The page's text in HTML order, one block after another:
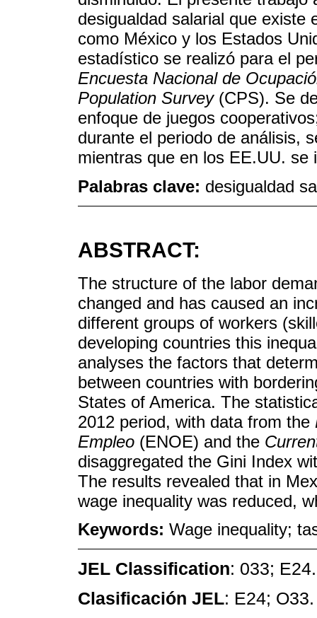
desigualdad salarial que existe
como México y los Estados
estadístico se realizó para el
Encuesta Nacional de
Population Survey(CPS). Se
enfoque de juegos
durante el periodo de análisis,
mientras que en los EE.UU. se
Palabras clave: desigualdad
ABSTRACT:
The structure of the labor
changed and has caused an
different groups of workers
developing countries this
analyses the factors that
between countries with
States of America. The
2012 period, with data from the
Empleo (ENOE) and the
disaggregated the Gini Index
The results revealed that in
wage inequality was reduced,
Keywords: Wage inequality;
JEL Classification: 033; E24.
Clasificación JEL: E24; O33.